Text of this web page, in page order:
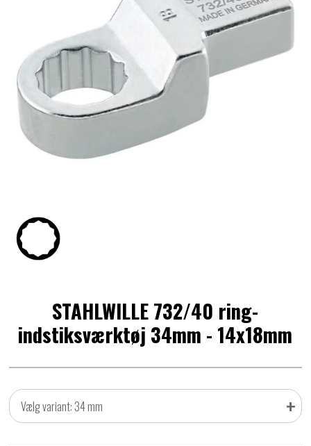
STAHLWILLE 732/40 ring-
indstiksværktøj 34mm - 14x18mm
Vælg variant: 34 mm +